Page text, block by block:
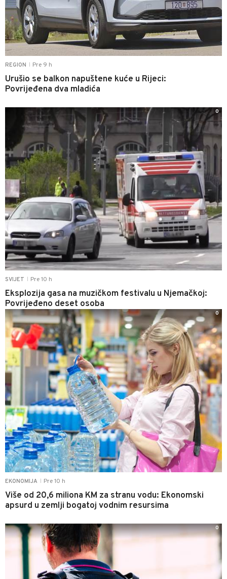
REGION Pre 9 h
Urušio se balkon napuštene kuće u Rijeci:
Povrijeđena dva mladića
SVIJET Pre 10 h
Eksplozija gasa na muzičkom festivalu u Njemačkoj:
Povrijeđeno deset osoba
0
EKONOMIJA Pre 10 h
Više od 20,6 miliona KM za stranu vodu: Ekonomski
apsurd u zemlji bogatoj vodnim resursima
0
0